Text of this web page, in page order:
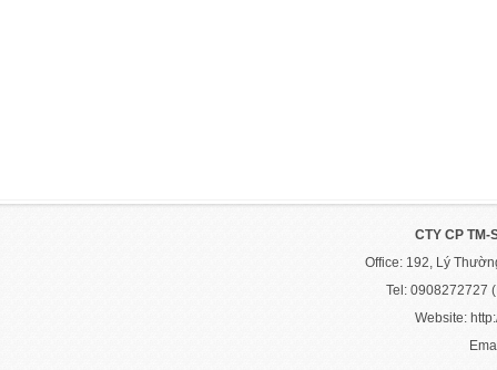
CTY CP TM-
Office: 192, Lý
Tel: 0908272727
Website: